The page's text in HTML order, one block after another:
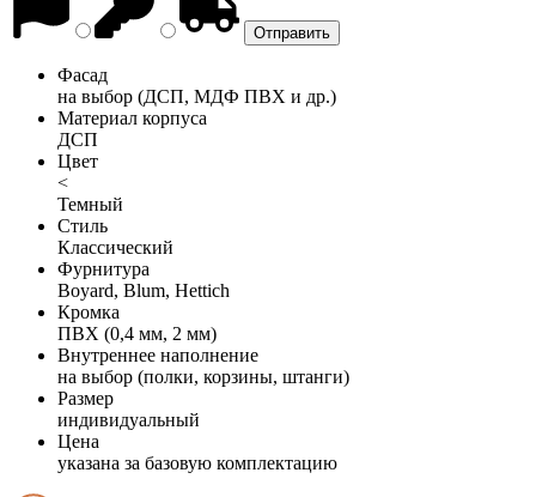
Фасад
на выбор (ДСП, МДФ ПВХ и др.)
Материал корпуса
ДСП
Цвет
<
Темный
Стиль
Классический
Фурнитура
Boyard, Blum, Hettich
Кромка
ПВХ (0,4 мм, 2 мм)
Внутреннее наполнение
на выбор (полки, корзины, штанги)
Размер
индивидуальный
Цена
указана за базовую комплектацию